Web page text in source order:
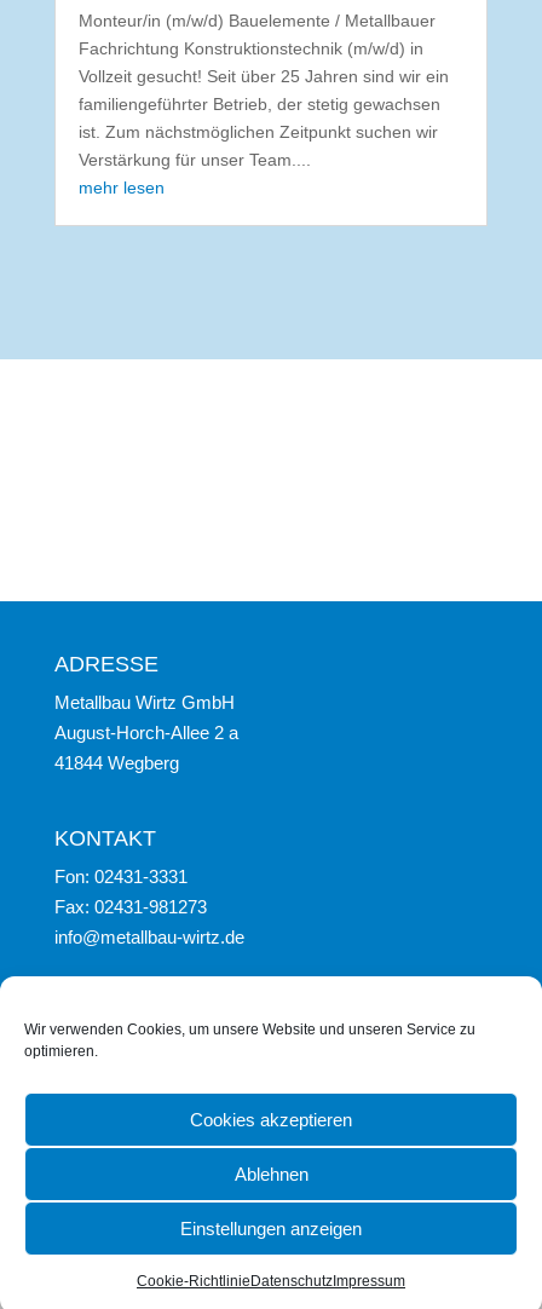
Wir verwenden Cookies, um unsere Website und unseren Service zu
optimieren.
Cookies akzeptieren
Ablehnen
Einstellungen anzeigen
Cookie-Richtlinie Datenschutz Impressum
Monteur/in (m/w/d) Bauelemente / Metallbauer
Fachrichtung Konstruktionstechnik (m/w/d) in
Vollzeit gesucht! Seit über 25 Jahren sind wir ein
familiengeführter Betrieb, der stetig gewachsen
ist. Zum nächstmöglichen Zeitpunkt suchen wir
Verstärkung für unser Team....
mehr lesen
ADRESSE
Metallbau Wirtz GmbH
August-Horch-Allee 2 a
41844 Wegberg
KONTAKT
Fon: 02431-3331
Fax: 02431-981273
info@metallbau-wirtz.de
DATENSCHUTZ